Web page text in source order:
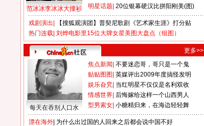
范冰冰李冰冰大撞衫
明星话题 20位银幕硬汉比拼阳刚美(图)
戏剧演出
【搜狐观演团】普契尼歌剧《艺术家生涯》打分贴
热门连载 刘烨电影里15位大牌女星美图大盘点（组图）
更多>>
每天在吞别人口水
焦点新闻 不要迷恋哥，哥只是一个鬼
贴贴图图 英媒评出2009年度搞怪发明
娱乐旮旯 当红明星不仅仅是名利双收
情感世界 后悔嫁给这样一个山西男人
型男索女 小糖精归来，在海边轻轻舞
漂在海外 为什么出过国的人回来之后都会说中国不好